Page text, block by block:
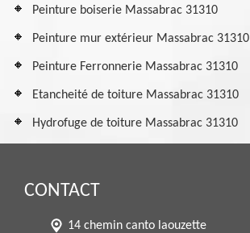
Peinture boiserie Massabrac 31310
Peinture mur extérieur Massabrac 31310
Peinture Ferronnerie Massabrac 31310
Etancheité de toiture Massabrac 31310
Hydrofuge de toiture Massabrac 31310
CONTACT
14 chemin canto laouzette